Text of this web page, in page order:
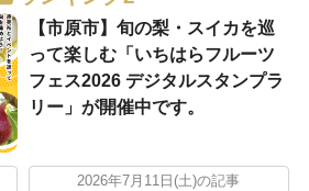
【市原市】旬の梨・スイカを巡
って楽しむ「いちはらフルーツ
フェス2026 デジタルスタンプラ
リー」が開催中です。
2026年7月11日(土)の記事